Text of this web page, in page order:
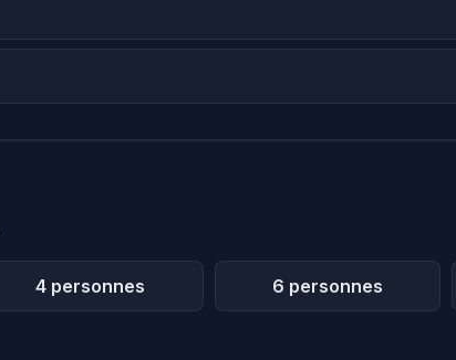
4 personnes 6 personnes